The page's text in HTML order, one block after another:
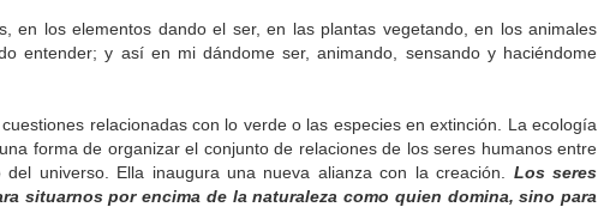
en los elementos dando el ser, en las plantas vegetando, en los animales
entender; y así en mi dándome ser, animando, sensando y haciéndome
relacionadas con lo verde o las especies en extinción. La ecología
forma de organizar el conjunto de relaciones de los seres humanos entre
universo. Ella inaugura una nueva alianza con la creación. Los seres
situarnos por encima de la naturaleza como quien domina, sino para